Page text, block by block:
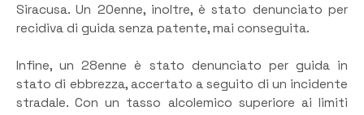
Siracusa. Un 20enne, inoltre, è stato denunciato per
recidiva di guida senza patente, mai conseguita.
Infine, un 28enne è stato denunciato per guida in
stato di ebbrezza, accertato a seguito di un incidente
stradale. Con un tasso alcolemico superiore ai limiti